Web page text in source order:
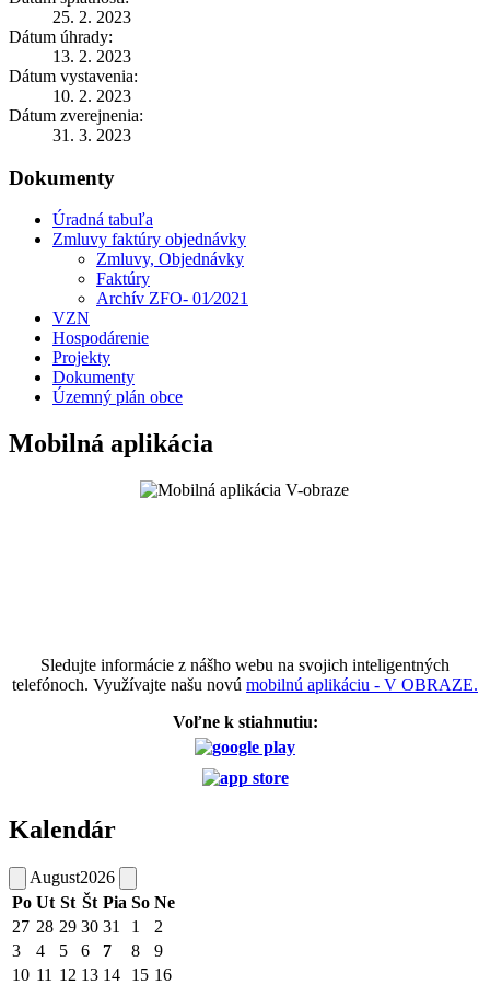
25. 2. 2023
Dátum úhrady:
13. 2. 2023
Dátum vystavenia:
10. 2. 2023
Dátum zverejnenia:
31. 3. 2023
Dokumenty
Úradná tabuľa
Zmluvy faktúry objednávky
Zmluvy, Objednávky
Faktúry
Archív ZFO- 01⁄2021
VZN
Hospodárenie
Projekty
Dokumenty
Územný plán obce
Mobilná aplikácia
Sledujte informácie z nášho webu na svojich inteligentných
telefónoch. Využívajte našu novú mobilnú aplikáciu - V OBRAZE.
Voľne k stiahnutiu:
Kalendár
August2026
Po Ut St Št Pia So Ne
27 28 29 30 31 1
2
3
4 5 6 7 8
9
10 11 12 13 14 15 16